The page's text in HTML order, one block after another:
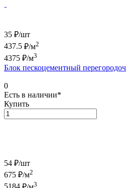
35 ₽/шт
437.5 ₽/м2
4375 ₽/м3
Блок пескоцементный
0
Есть в наличии*
Купить
54 ₽/шт
675 ₽/м2
3